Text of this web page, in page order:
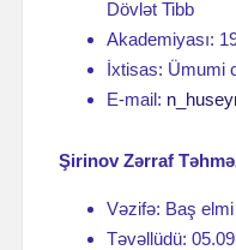
Dövlət Tibb
Akademiyası:
İxtisas: Ümumi
E-mail:
Şirinov Zərraf
Vəzifə: Baş
Təvəllüdü: